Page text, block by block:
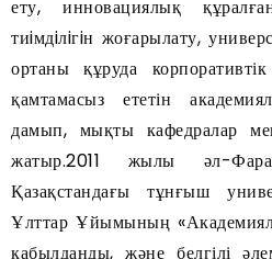
ету, инновациялық
тиiмдiлiгiн жоғарылату,
ортаны құруда
қамтамасыз ететін
дамып, мықты кафедралар
жатыр.2011 жылы әл-
Қазақстандағы тұнғыш
Ұлттар Ұйымының
қабылданды, және белгілі